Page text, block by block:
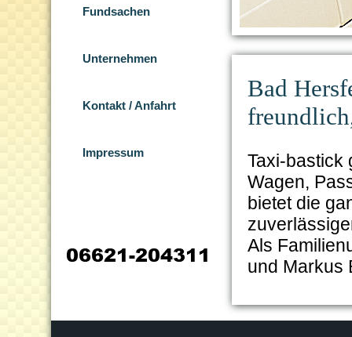
Fundsachen
Unternehmen
Kontakt / Anfahrt
Impressum
Bad
Taxi-bastick
Wagen,
bietet die
Als
und Markus